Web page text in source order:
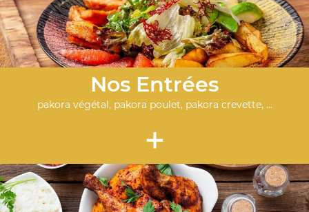
Nos Entrées
pakora végétal, pakora poulet, pakora crevette, ...
+